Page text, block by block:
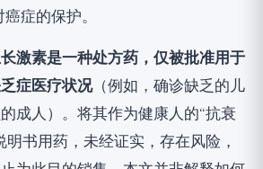
症的保护。
激素是一种处方药，仅被批准用于
症医疗状况（例如，确诊缺乏的儿
成人）。将其作为健康人的“抗衰
明书用药，未经证实，存在风险，